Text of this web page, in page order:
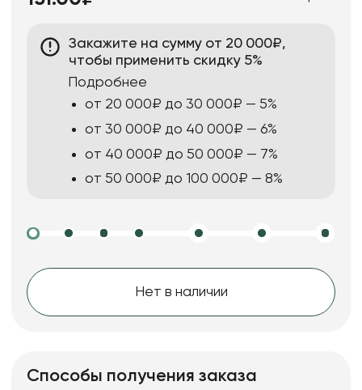
Закажите на сумму от 20 000₽,
чтобы применить скидку 5%
Подробнее
от 20 000₽ до 30 000₽ — 5%
от 30 000₽ до 40 000₽ — 6%
от 40 000₽ до 50 000₽ — 7%
от 50 000₽ до 100 000₽ — 8%
Нет в наличии
Способы получения заказа